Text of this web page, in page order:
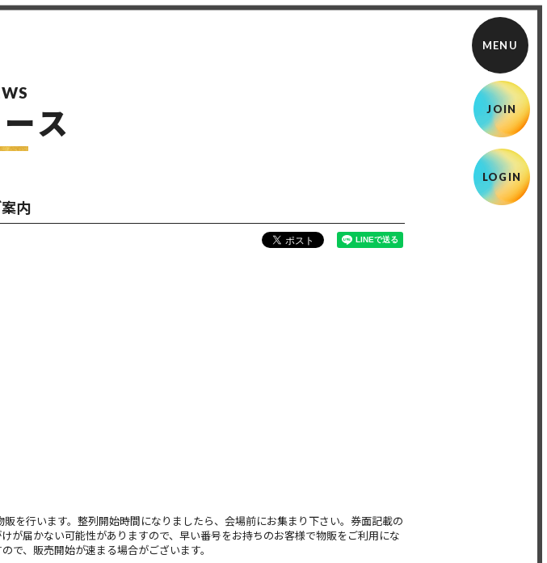
JOIN
LOGIN
ス
内
販を行います。整列開始時間になりましたら、会場前にお集まり下さい。券面記載の
届かない可能性がありますので、早い番号をお持ちのお客様で物販をご利用にな
で、販売開始が速まる場合がございます。